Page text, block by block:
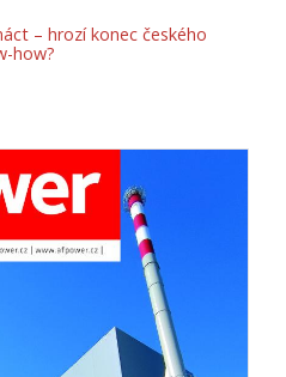
– hrozí konec českého
how?